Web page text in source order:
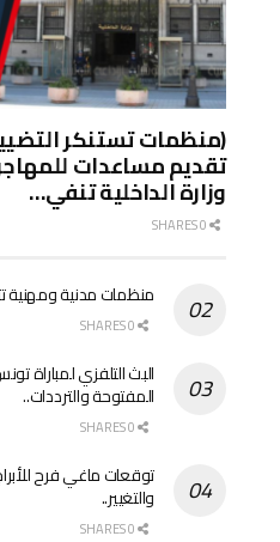
(منظمات تستنكر
تقديم مساعدات
وزارة الداخلية تنفي…
منظمات مدنية ومهنية
البث التلفزي لمباراة
المفتوحة والترددات..
والتغيير..